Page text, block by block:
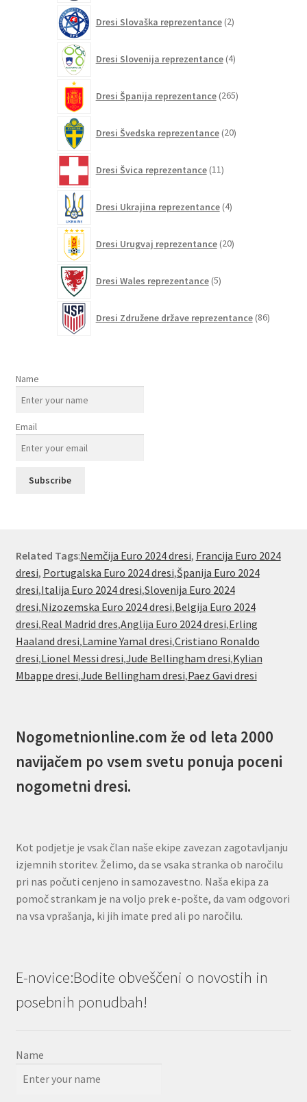
Dresi Slovaška reprezentance 2izdelka
Dresi Slovenija reprezentance 4izdelki
Dresi Španija reprezentance 265izdelkov
Dresi Švedska reprezentance 20izdelkov
Dresi Švica reprezentance 11izdelkov
Dresi Ukrajina reprezentance 4izdelki
Dresi Urugvaj reprezentance 20izdelkov
Dresi Wales reprezentance 5izdelkov
Dresi Združene države reprezentance 86izdelkov
Name
Email
Related Tags:Nemčija Euro 2024 dresi, Francija Euro 2024
dresi, Portugalska Euro 2024 dresi,Španija Euro 2024
dresi,Italija Euro 2024 dresi,Slovenija Euro 2024
dresi,Nizozemska Euro 2024 dresi,Belgija Euro 2024
dresi,Real Madrid dres,Anglija Euro 2024 dresi,Erling
Haaland dresi,Lamine Yamal dresi,Cristiano Ronaldo
dresi,Lionel Messi dresi,Jude Bellingham dresi,Kylian
Mbappe dresi,Jude Bellingham dresi,Paez Gavi dresi
Nogometnionline.com že od leta 2000
navijačem po vsem svetu ponuja poceni
nogometni dresi.
Kot podjetje je vsak član naše ekipe zavezan zagotavljanju
izjemnih storitev. Želimo, da se vsaka stranka ob naročilu
pri nas počuti cenjeno in samozavestno. Naša ekipa za
pomoč strankam je na voljo prek e-pošte, da vam odgovori
na vsa vprašanja, ki jih imate pred ali po naročilu.
E-novice:Bodite obveščeni o novostih in
posebnih ponudbah!
Name